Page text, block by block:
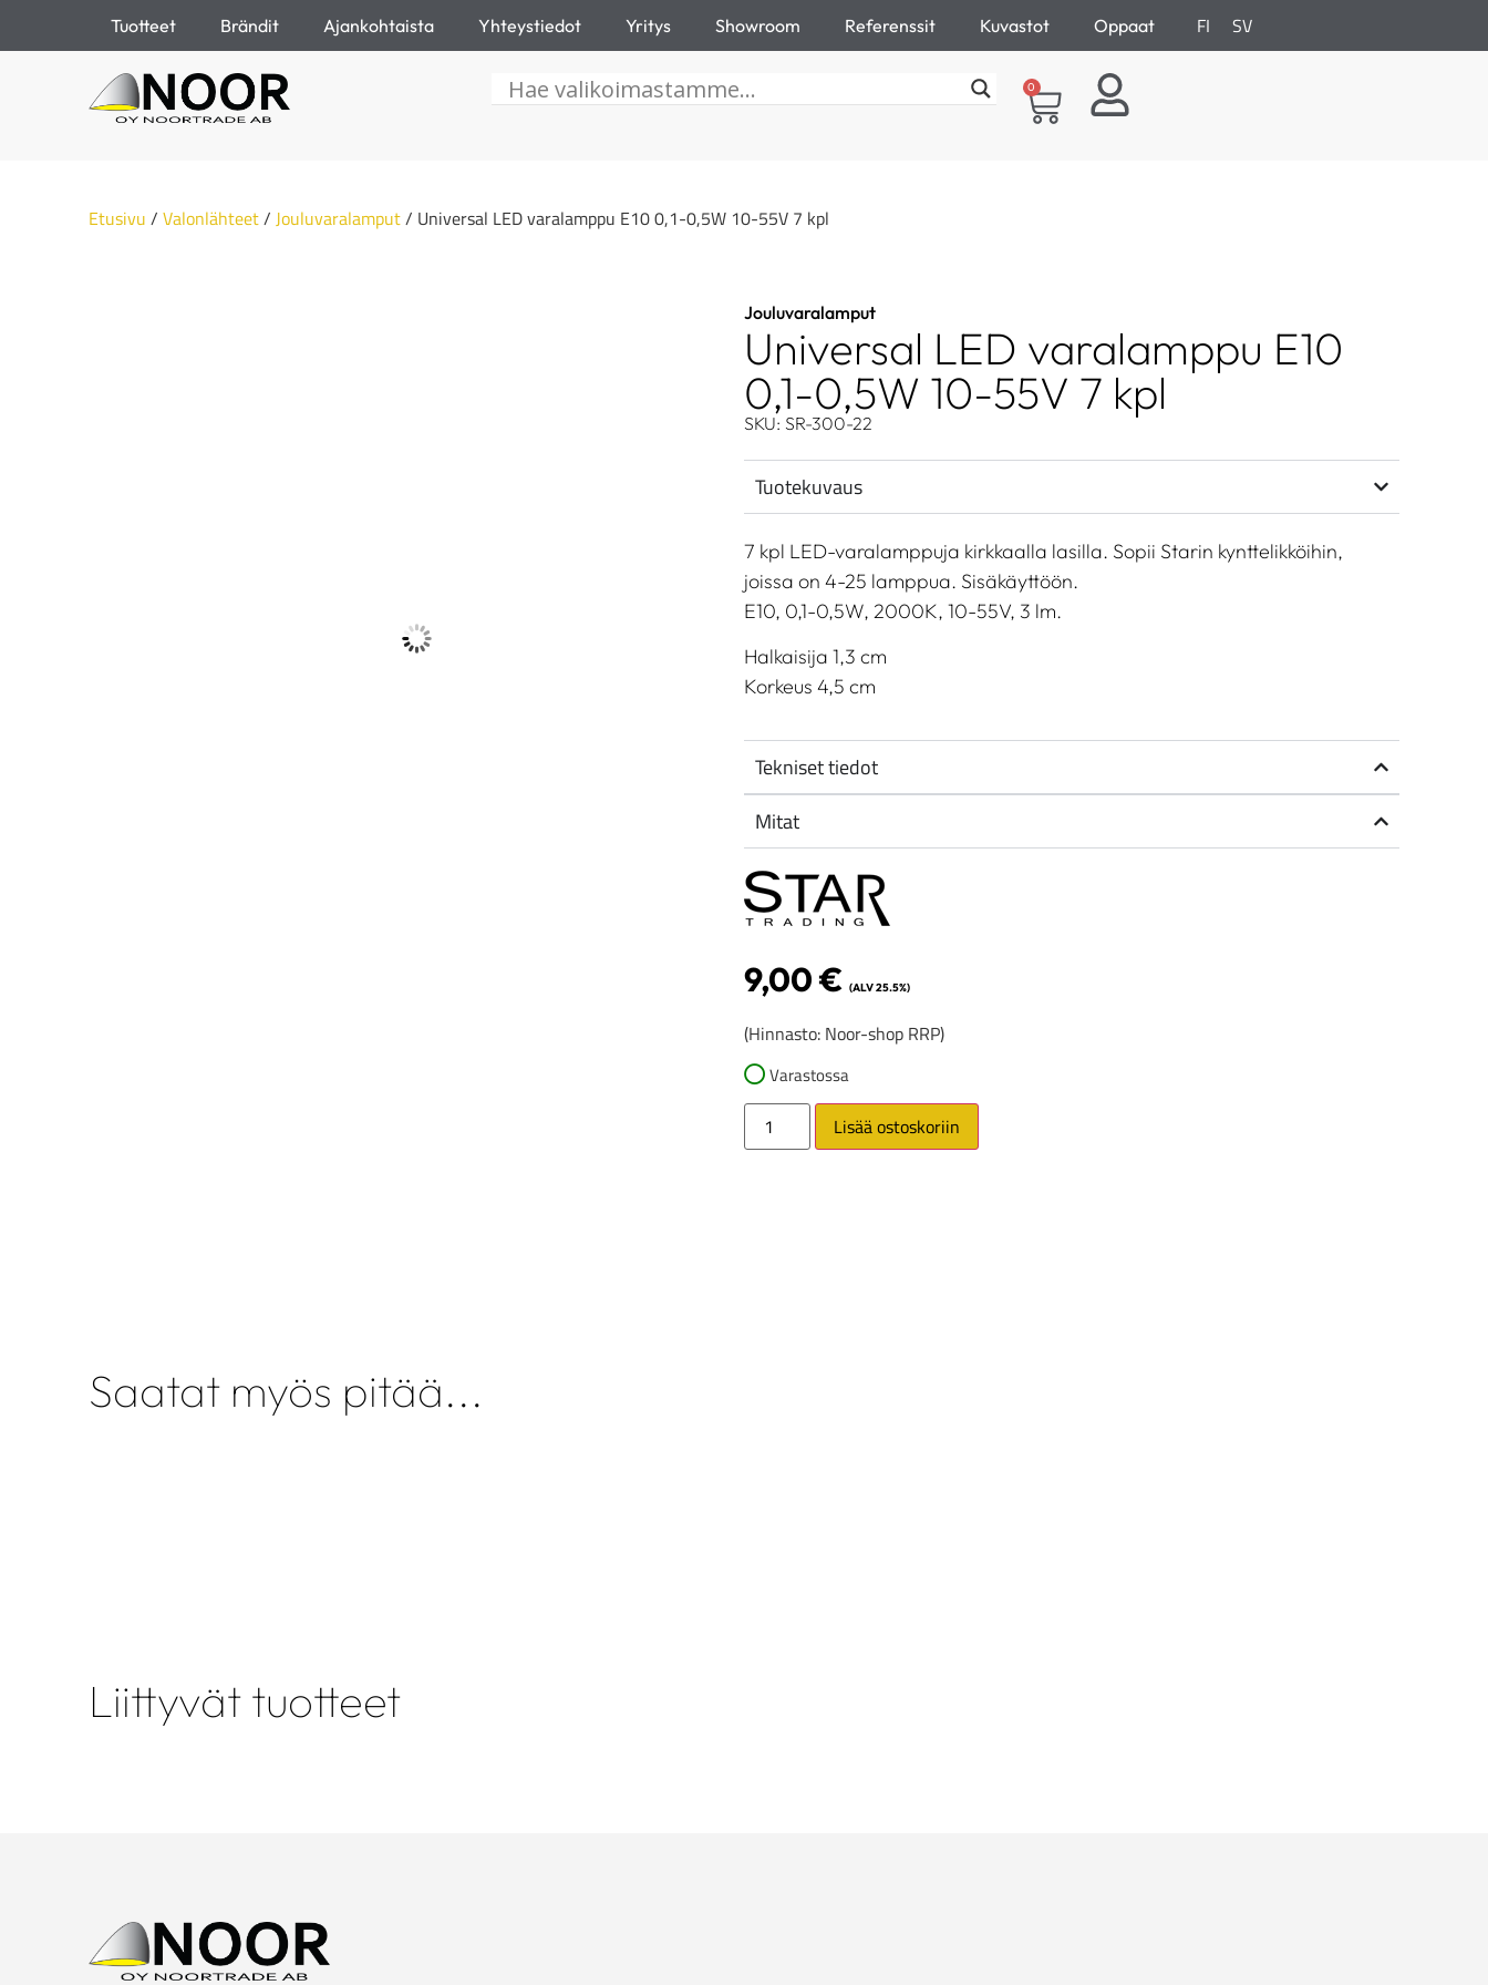
Tuotteet Brändit Ajankohtaista Yhteystiedot Yritys Showroom Referenssit Kuvastot Oppaat FI SV
0
Etusivu / Valonlähteet/ Jouluvaralamput/ Universal LED varalamppu E10 0,1-0,5W 10-55V 7 kpl
Jouluvaralamput
Universal LED varalamppu E10
0,1-0,5W 10-55V 7 kpl
SKU: SR-300-22
Tuotekuvaus
7 kpl LED-varalamppuja kirkkaalla lasilla. Sopii Starin kynttelikköihin,
joissa on 4-25 lamppua. Sisäkäyttöön.
E10, 0,1-0,5W, 2000K, 10-55V, 3 lm.
Halkaisija 1,3 cm
Korkeus 4,5 cm
Tekniset tiedot
Mitat
9,00€ (ALV 25.5%)
(Hinnasto: Noor-shop RRP)
Varastossa
Lisää ostoskoriin
Saatat myös pitää...
Liittyvät tuotteet